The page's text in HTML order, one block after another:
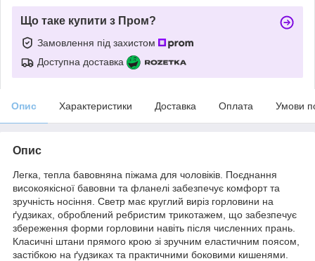
Що таке купити з Пром?
Замовлення під захистом
Доступна доставка
Опис Характеристики Доставка Оплата Умови
Опис
Легка, тепла бавовняна піжама для чоловіків. Поєднання
високоякісної бавовни та фланелі забезпечує комфорт та
зручність носіння. Светр має круглий виріз горловини на
ґудзиках, оброблений ребристим трикотажем, що забезпечує
збереження форми горловини навіть після численних прань.
Класичні штани прямого крою зі зручним еластичним поясом,
застібкою на ґудзиках та практичними боковими кишенями.